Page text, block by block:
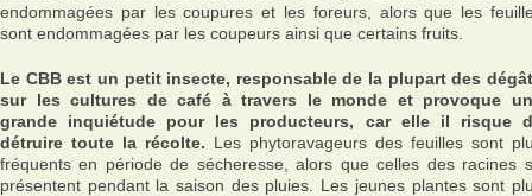
endommagées par les coupures et les foreurs, alors que les
sont endommagées par les coupeurs ainsi que certains fruits.
Le CBB est un petit insecte, responsable de la plupart des
sur les cultures de café à travers le monde et provoque
grande inquiétude pour les producteurs, car elle il risque
détruire toute la récolte. Les phytoravageurs des feuilles sont
fréquents en période de sécheresse, alors que celles des racines
présentent pendant la saison des pluies. Les jeunes plantes sont